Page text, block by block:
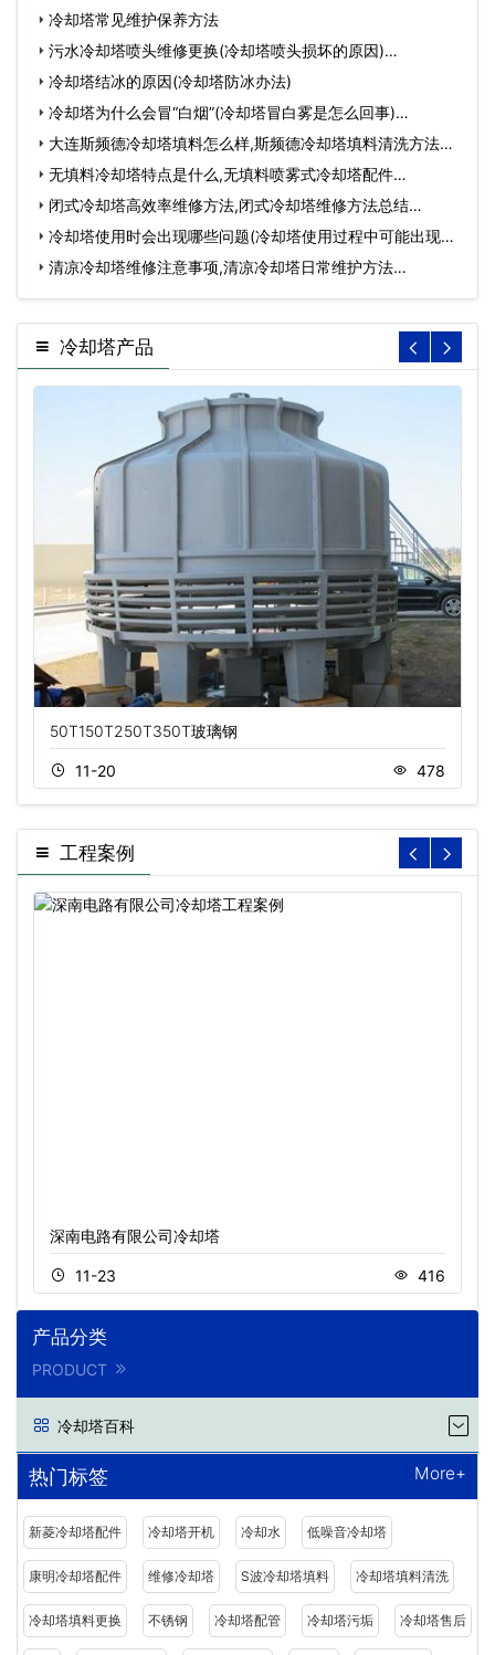
冷却塔常见维护保养方法
污水冷却塔喷头维修更换(冷却塔喷头损坏的原因)…
冷却塔结冰的原因(冷却塔防冰办法)
冷却塔为什么会冒“白烟”(冷却塔冒白雾是怎么回事)…
大连斯频德冷却塔填料怎么样,斯频德冷却塔填料清洗方法…
无填料冷却塔特点是什么,无填料喷雾式冷却塔配件…
闭式冷却塔高效率维修方法,闭式冷却塔维修方法总结…
冷却塔使用时会出现哪些问题(冷却塔使用过程中可能出现的
问…清凉冷却塔维修注意事项,清凉冷却塔日常维护方法…
冷却塔产品
50T150T250T350T玻璃钢
11-20 478
工程案例
深南电路有限公司冷却塔
11-23 416
产品分类
PRODUCT
冷却塔百科
热门标签 More+
新菱冷却塔配件 冷却塔开机 冷却水 低噪音冷却塔
康明冷却塔配件 维修冷却塔 S波冷却塔填料 冷却塔填料清洗
冷却塔填料更换 不锈钢 冷却塔配管 冷却塔污垢 冷却塔售后